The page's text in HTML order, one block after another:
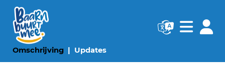
Omschrijving(huidige pagina)
Updates(huidige pagina)
Navigatie